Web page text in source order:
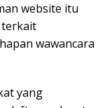
website itu
terkait
wawancara
yang